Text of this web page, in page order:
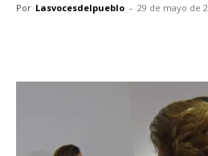
Por Lasvocesdelpueblo - 29 de mayo de